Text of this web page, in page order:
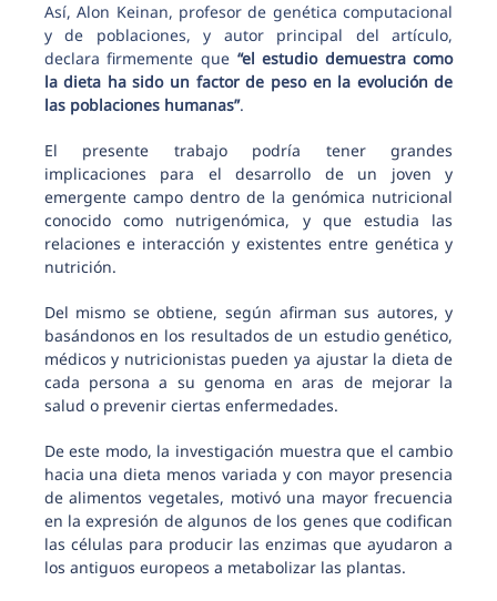
Así, Alon Keinan, profesor de genética computacional
y de poblaciones, y autor principal del artículo,
declara firmemente que “el estudio demuestra como
la dieta ha sido un factor de peso en la evolución de
las poblaciones humanas”.
El presente trabajo podría tener grandes
implicaciones para el desarrollo de un joven y
emergente campo dentro de la genómica nutricional
conocido como nutrigenómica, y que estudia las
relaciones e interacción y existentes entre genética y
nutrición.
Del mismo se obtiene, según afirman sus autores, y
basándonos en los resultados de un estudio genético,
médicos y nutricionistas pueden ya ajustar la dieta de
cada persona a su genoma en aras de mejorar la
salud o prevenir ciertas enfermedades.
De este modo, la investigación muestra que el cambio
hacia una dieta menos variada y con mayor presencia
de alimentos vegetales, motivó una mayor frecuencia
en la expresión de algunos de los genes que codifican
las células para producir las enzimas que ayudaron a
los antiguos europeos a metabolizar las plantas.